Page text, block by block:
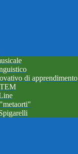
di apprendimento